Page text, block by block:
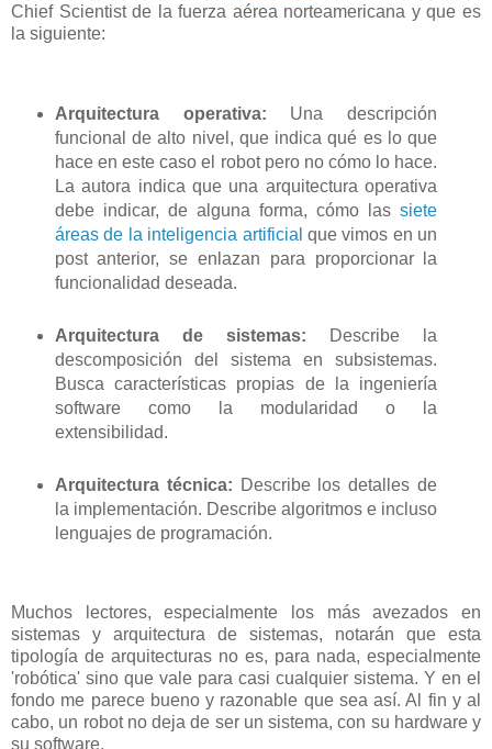
Chief Scientist de la fuerza aérea norteamericana y que es
la siguiente:
Arquitectura operativa: Una descripción
funcional de alto nivel, que indica qué es lo que
hace en este caso el robot pero no cómo lo hace.
La autora indica que una arquitectura operativa
debe indicar, de alguna forma, cómo lassiete
áreas de la inteligencia artificial que vimos en un
post anterior, se enlazan para proporcionar la
funcionalidad deseada.
Arquitectura de sistemas: Describe la
descomposición del sistema en subsistemas.
Busca características propias de la ingeniería
software como la modularidad o la
extensibilidad.
Arquitectura técnica: Describe los detalles de
la implementación. Describe algoritmos e incluso
lenguajes de programación.
Muchos lectores, especialmente los más avezados en
sistemas y arquitectura de sistemas, notarán que esta
tipología de arquitecturas no es, para nada, especialmente
'robótica' sino que vale para casi cualquier sistema. Y en el
fondo me parece bueno y razonable que sea así. Al fin y al
cabo, un robot no deja de ser un sistema, con su hardware y
su software.